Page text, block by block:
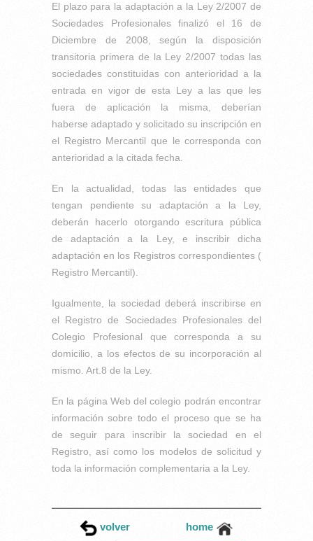
El plazo para la adaptación a la Ley 2/2007 de
Sociedades Profesionales finalizó el 16 de
Diciembre de 2008, según la disposición
transitoria primera de la Ley 2/2007 todas las
sociedades constituidas con anterioridad a la
entrada en vigor de esta Ley a las que les
fuera de aplicación la misma, deberían
haberse adaptado y solicitado su inscripción en
el Registro Mercantil que le corresponda con
anterioridad a la citada fecha.
En la actualidad, todas las entidades que
tengan pendiente su adaptación a la Ley,
deberán hacerlo otorgando escritura pública
de adaptación a la Ley, e inscribir dicha
adaptación en los Registros correspondientes (
Registro Mercantil).
Igualmente, la sociedad deberá inscribirse en
el Registro de Sociedades Profesionales del
Colegio Profesional que corresponda a su
domicilio, a los efectos de su incorporación al
mismo. Art.8 de la Ley.
En la página Web del colegio podrán encontrar
información sobre todo el proceso que se ha
de seguir para inscribir la sociedad en el
Registro, así como los modelos de solicitud y
toda la información complementaria a la Ley.
volver home